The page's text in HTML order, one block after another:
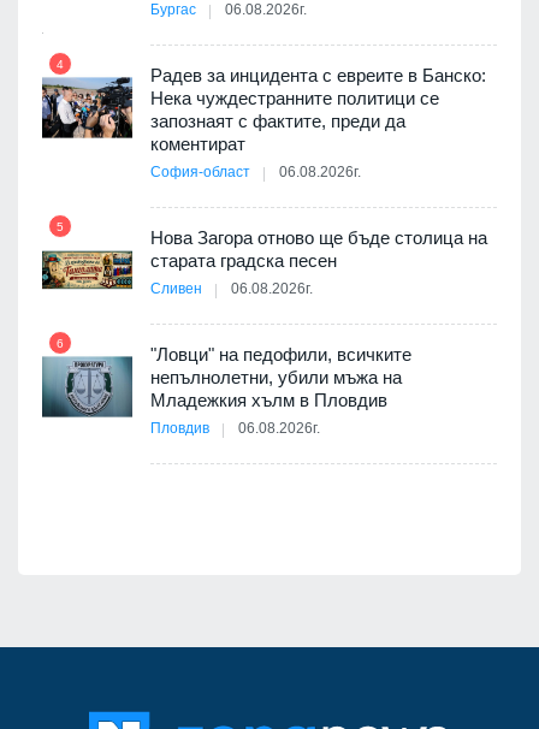
Бургас 06.08.2026г.
4
Радев за инцидента с евреите в Банско:
Нека чуждестранните политици се
запознаят с фактите, преди да
коментират
София-област 06.08.2026г.
5
Нова Загора отново ще бъде столица на
старата градска песен
Сливен 06.08.2026г.
6
"Ловци" на педофили, всичките
непълнолетни, убили мъжа на
Младежкия хълм в Пловдив
Пловдив 06.08.2026г.